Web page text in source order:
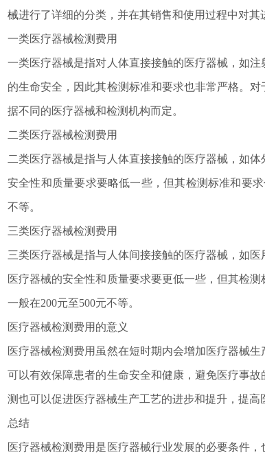
和基本性能的通用要求 并列标准：···
械进行了详细的分类，并在其销售和使用过程中对其
一类医疗器械检测费用
一类医疗器械是指对人体直接接触的医疗器械，如
的生命安全，因此其检测标准和要求也非常严格。
据不同的医疗器械和检测机构而定。
二类医疗器械检测费用
二类医疗器械是指与人体直接接触的医疗器械，如
安全性和质量要求要略低一些，但其检测标准和要
不等。
三类医疗器械检测费用
三类医疗器械是指与人体间接接触的医疗器械，如
医疗器械的安全性和质量要求要更低一些，但其检
一般在200元至500元不等。
医疗器械检测费用的意义
医疗器械检测费用虽然在短时期内会增加医疗器械
可以有效保障患者的生命安全和健康，避免医疗事
测也可以促进医疗器械生产工艺的进步和提升，提
总结
医疗器械检测费用是医疗器械行业发展的必要条件